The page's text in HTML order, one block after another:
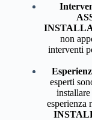
non
interventi
esperti
esperienza